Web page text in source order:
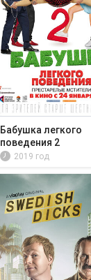
Бабушка легкого
поведения 2
2019 год